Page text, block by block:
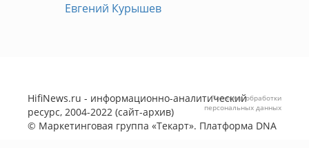
Евгений Курышев
HifiNews.ru - информационно-аналитический
ресурс, 2004-2022 (сайт-архив)
© Маркетинговая группа «Текарт». Платформа DNA
Политика обработки
персональных данных